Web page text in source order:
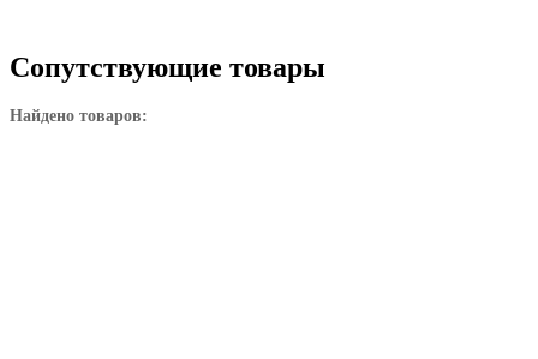
Сопутствующие товары
Найдено товаров: